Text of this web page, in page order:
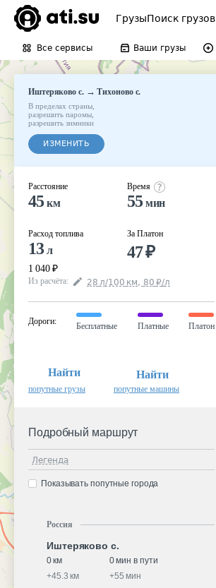
ГрузыПоиск грузов
Все сервисы Ваши грузы
Иштеряково с.→Тихоново с.
В пределах страны
разрешить паромы
разрешить зимники
ИЗМЕНИТЬ
Расстояние
45 км
Расход топлива
13л
1 040 ₽
Время
55 мин
За Платон
47₽
Из расчёта: 28 л/100 км, 80 ₽/л
Дороги:
Бесплатные Платные Платон
Найти
попутные грузы
Найти
попутные машины
Подробный маршрут
Легенда
Показывать попутные города
Россия
Иштеряково с.
0 км
0 мин в пути
+45.3 км +55 мин